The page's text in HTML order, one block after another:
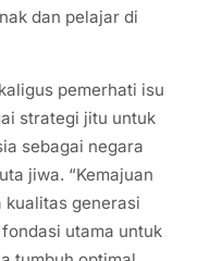
dan pelajar di
pemerhati isu
strategi jitu untuk
sebagai negara
jiwa. “Kemajuan
kualitas generasi
utama untuk